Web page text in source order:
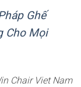
Ghế
Cho Mọi
Chair Viet Nam